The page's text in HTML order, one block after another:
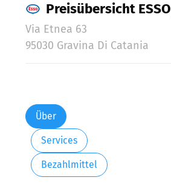
Preisübersicht
Via Etnea 63
95030 Gravina Di Catania
Über
Services
Bezahlmittel